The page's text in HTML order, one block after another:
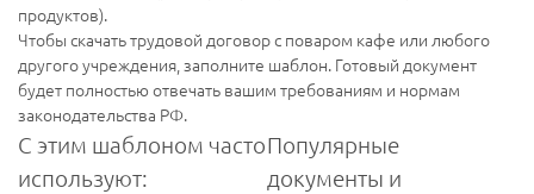
продуктов).
Чтобы скачать трудовой договор с поваром кафе или любого
другого учреждения, заполните шаблон. Готовый документ
будет полностью отвечать вашим требованиям и нормам
законодательства РФ.
С этим шаблоном часто
используют:
Популярные
документы и